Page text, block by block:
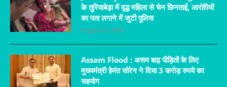
के तुरियाबेड़ा में वृद्ध महिला से चेन छिनताई, आरोपियों
का पता लगाने में जुटी पुलिस
August 6, 2026
Assam Flood : असम बाढ़ पीड़ितों के लिए
मुख्यमंत्री हेमंत सोरेन ने दिया 3 करोड़ रुपये का
सहयोग